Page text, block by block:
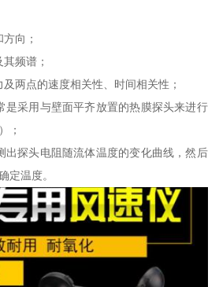
向；
频谱；
两点的速度相关性、时间相关性；
是采用与壁面平齐放置的热膜探头来进行
；
出探头电阻随流体温度的变化曲线，然后
定温度。